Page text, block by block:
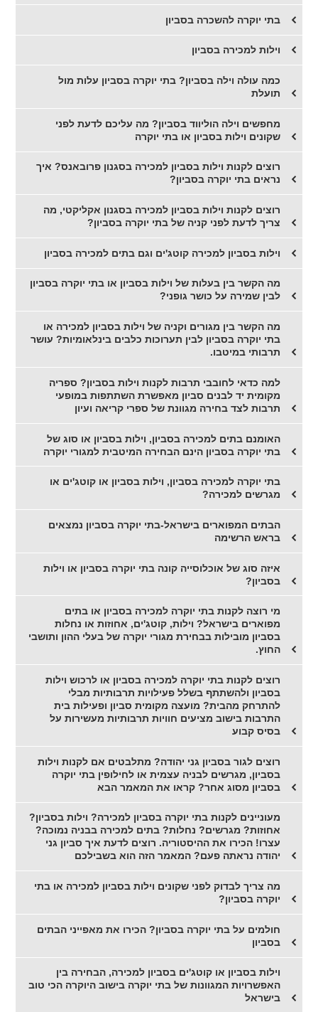
בתי יוקרה להשכרה בסביון
וילות למכירה בסביון
כמה עולה וילה בסביון? בתי יוקרה בסביון עלות מול
תועלת
מחפשים וילה הוליווד בסביון? מה עליכם לדעת לפני
שקונים וילות בסביון או בתי יוקרה
רוצים לקנות וילות בסביון למכירה בסגנון פרובאנס? איך
נראים בתי יוקרה בסביון?
רוצים לקנות וילות בסביון למכירה בסגנון אקליקטי, מה
צריך לדעת לפני קניה של בתי יוקרה בסביון?
וילות בסביון למכירה קוטג'ים וגם בתים למכירה בסביון
מה הקשר בין בעלות של וילות בסביון או בתי יוקרה בסביון
לבין שמירה על כושר גופני?
מה הקשר בין מגורים וקניה של וילות בסביון למכירה או
בתי יוקרה בסביון לבין תערוכות כלבים בינלאומיות? עושר
תרבותי במיטבו.
למה כדאי לחובבי תרבות לקנות וילות בסביון? ספריה
מקומית יד לבנים סביון מאפשרת השתתפות במופעי
תרבות לצד בחירה מגוונת של ספרי קריאה ועיון
האומנם בתים למכירה בסביון, וילות בסביון או סוג של
בתי יוקרה בסביון הינם הבחירה המיטבית למגורי יוקרה
בתי יוקרה למכירה בסביון, וילות בסביון או קוטג'ים או
מגרשים למכירה?
הבתים המפוארים בישראל-בתי יוקרה בסביון נמצאים
בראש הרשימה
איזה סוג של אוכלוסייה קונה בתי יוקרה בסביון או וילות
בסביון?
מי רוצה לקנות בתי יוקרה למכירה בסביון או בתים
מפוארים בישראל? וילות, קוטג'ים, אחוזות או נחלות
בסביון מובילות בבחירת מגורי יוקרה של בעלי ההון ותושבי
החוץ.
רוצים לקנות בתי יוקרה למכירה בסביון או לרכוש וילות
בסביון ולהשתתף בשלל פעילויות תרבותיות מבלי
להתרחק מהבית? מועצה מקומית סביון ופעילות בית
התרבות בישוב מציעים חוויות תרבותיות מעשירות על
בסיס קבוע
רוצים לגור בסביון גני יהודה? מתלבטים אם לקנות וילות
בסביון, מגרשים לבניה עצמית או לחילופין בתי יוקרה
בסביון מסוג אחר? קראו את המאמר הבא
מעוניינים לקנות בתי יוקרה בסביון למכירה? וילות בסביון?
אחוזות? מגרשים? נחלות? בתים למכירה בבניה נמוכה?
עצרו! הכירו את ההיסטוריה. רוצים לדעת איך סביון גני
יהודה נראתה פעם? המאמר הזה הוא בשבילכם
מה צריך לבדוק לפני שקונים וילות בסביון למכירה או בתי
יוקרה בסביון?
חולמים על בתי יוקרה בסביון? הכירו את מאפייני הבתים
בסביון
וילות בסביון או קוטג'ים בסביון למכירה, הבחירה בין
האפשרויות המגוונות של בתי יוקרה בישוב היוקרה הכי טוב
בישראל